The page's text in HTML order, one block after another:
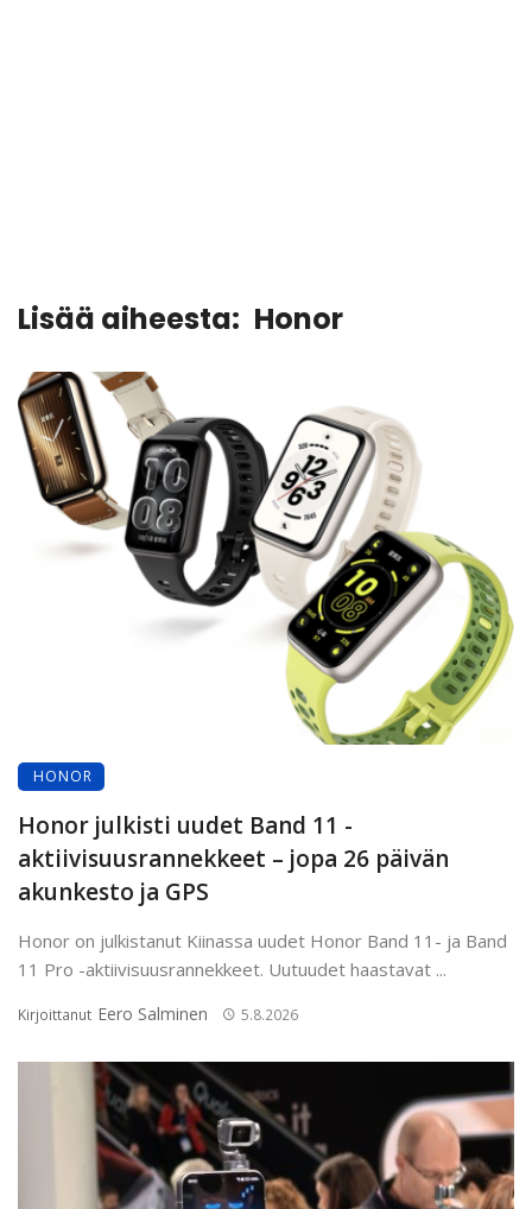
Lisää aiheesta: Honor
HONOR
Honor julkisti uudet Band 11 -
aktiivisuusrannekkeet – jopa 26 päivän
akunkesto ja GPS
Honor on julkistanut Kiinassa uudet Honor Band 11- ja Band
11 Pro -aktiivisuusrannekkeet. Uutuudet haastavat ...
Kirjoittanut Eero Salminen 5.8.2026